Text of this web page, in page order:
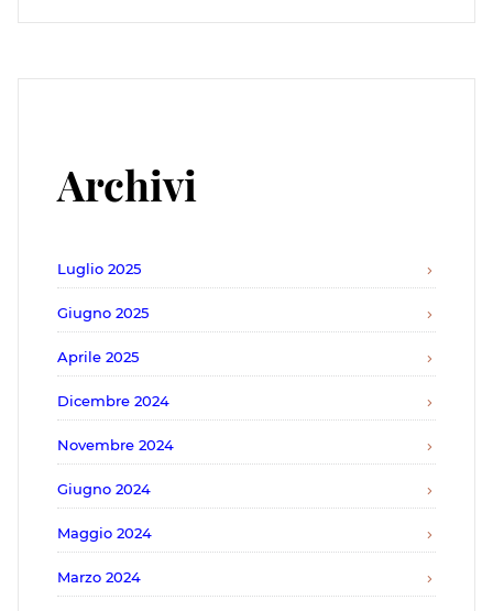
Archivi
Luglio 2025
Giugno 2025
Aprile 2025
Dicembre 2024
Novembre 2024
Giugno 2024
Maggio 2024
Marzo 2024